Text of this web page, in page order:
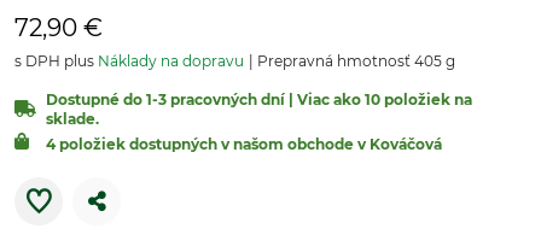
72,90 €
s DPH plus Náklady na dopravu Prepravná hmotnosť 405 g
Dostupné do 1-3 pracovných dní | Viac ako 10 položiek na
sklade.
4 položiek dostupných v našom obchode v Kováčová